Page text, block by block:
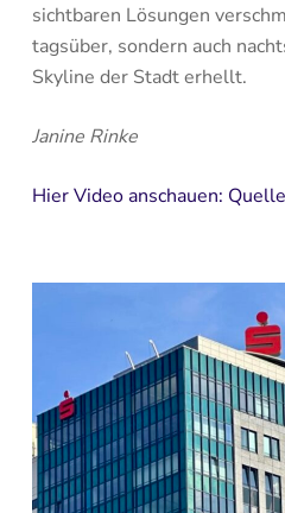
sichtbaren Lösungen
tagsüber, sondern auch
Skyline der Stadt erhellt.
Janine Rinke
Hier Video anschauen: